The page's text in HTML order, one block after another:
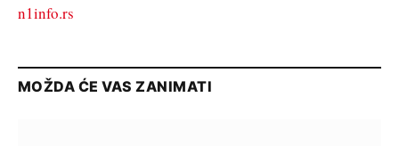
n1info.rs
MOŽDA ĆE VAS ZANIMATI